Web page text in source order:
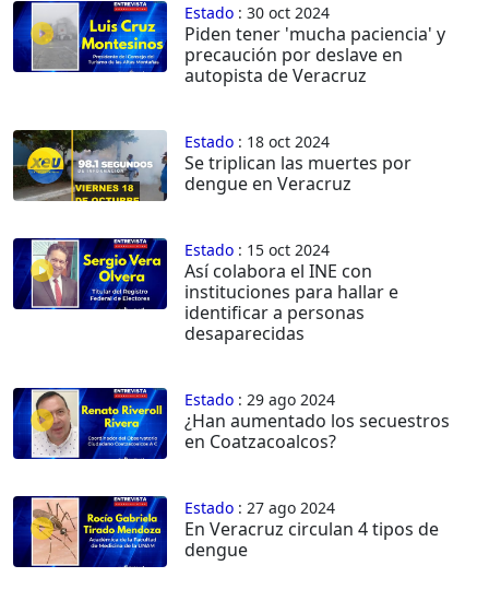
Estado : 30 oct 2024
Piden tener 'mucha paciencia' y
precaución por deslave en
autopista de Veracruz
Estado : 18 oct 2024
Se triplican las muertes por
dengue en Veracruz
Estado : 15 oct 2024
Así colabora el INE con
instituciones para hallar e
identificar a personas
desaparecidas
Estado : 29 ago 2024
¿Han aumentado los secuestros
en Coatzacoalcos?
Estado : 27 ago 2024
En Veracruz circulan 4 tipos de
dengue